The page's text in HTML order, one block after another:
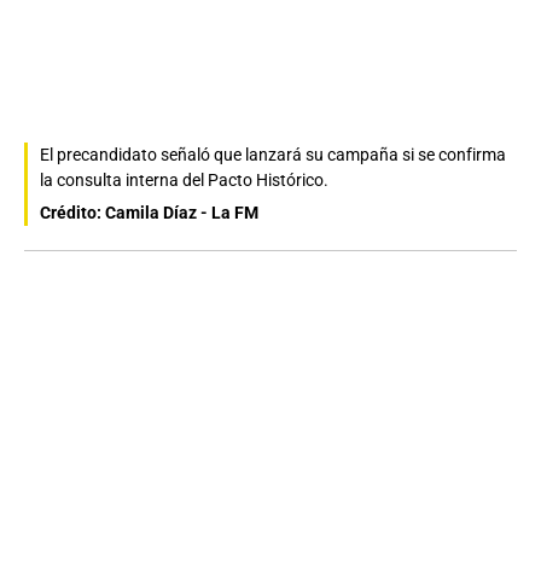
El precandidato señaló que lanzará su campaña si se confirma
la consulta interna del Pacto Histórico.
Crédito: Camila Díaz - La FM